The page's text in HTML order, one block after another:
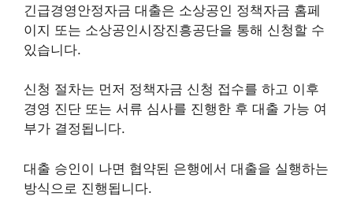
긴급경영안정자금 대출은 소상공인 정책자금 홈페
이지 또는 소상공인시장진흥공단을 통해 신청할 수
있습니다.
신청 절차는 먼저 정책자금 신청 접수를 하고 이후
경영 진단 또는 서류 심사를 진행한 후 대출 가능 여
부가 결정됩니다.
대출 승인이 나면 협약된 은행에서 대출을 실행하는
방식으로 진행됩니다.